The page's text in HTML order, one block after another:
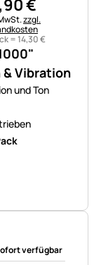
Vibration
und Ton
,90€
zzgl.
=14,30€
verfügbar